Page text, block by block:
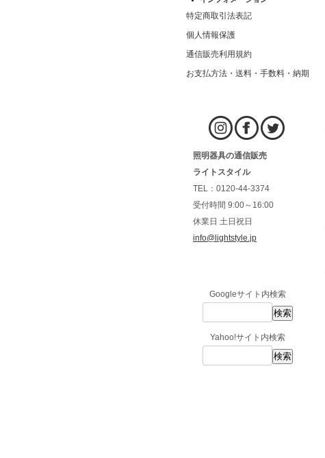
特定商取引法表記
個人情報保護
通信販売利用規約
お支払方法・送料・手数料・納期
照明器具の通信販売
ライトスタイル
TEL：0120-44-3374
受付時間 9:00～16:00
休業日 土日祝日
info@lightstyle.jp
Googleサイト内検索
Yahoo!サイト内検索